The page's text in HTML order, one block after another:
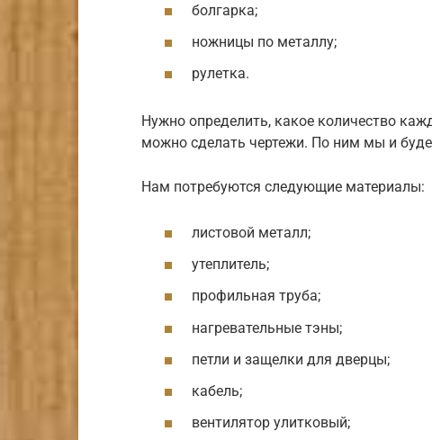
болгарка;
ножницы по металлу;
рулетка.
Нужно определить, какое количество
можно сделать чертежи. По ним мы и
Нам потребуются следующие материалы:
листовой металл;
утеплитель;
профильная труба;
нагревательные тэны;
петли и защелки для дверцы;
кабель;
вентилятор улитковый;